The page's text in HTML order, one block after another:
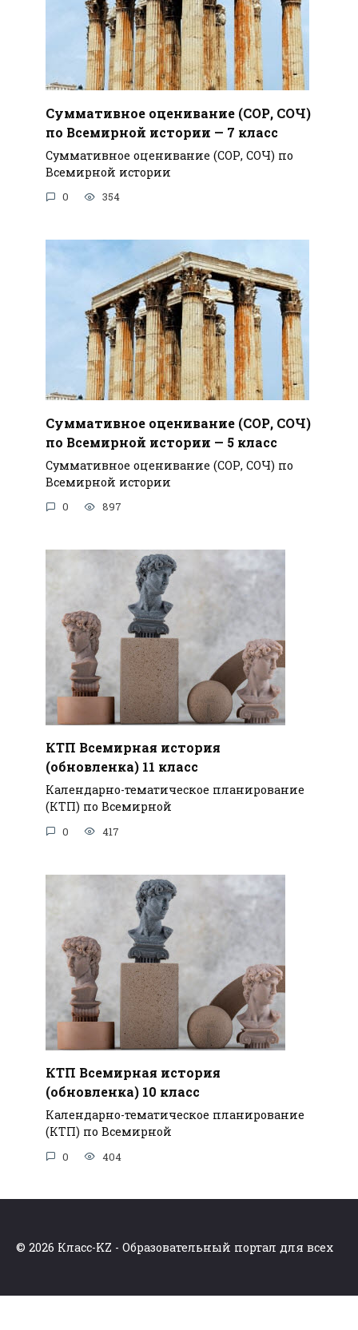
Суммативное оценивание (СОР, СОЧ)
по Всемирной истории — 7 класс
Суммативное оценивание (СОР, СОЧ) по
Всемирной истории
0 354
Суммативное оценивание (СОР, СОЧ)
по Всемирной истории — 5 класс
Суммативное оценивание (СОР, СОЧ) по
Всемирной истории
0 897
КТП Всемирная история
(обновленка) 11 класс
Календарно-тематическое планирование
(КТП) по Всемирной
0 417
КТП Всемирная история
(обновленка) 10 класс
Календарно-тематическое планирование
(КТП) по Всемирной
0 404
© 2026 Класс-KZ - Образовательный портал для всех